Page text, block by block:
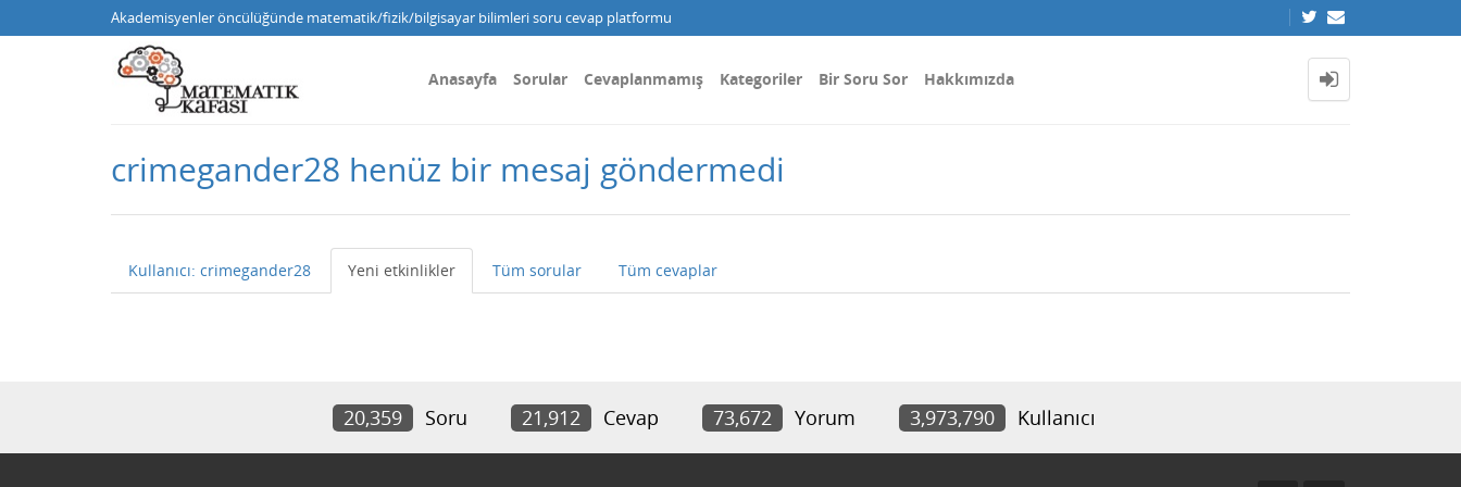
Akademisyenler öncülüğünde matematik/fizik/bilgisayar bilimleri soru cevap platformu
Anasayfa Sorular Cevaplanmamış Kategoriler Bir Soru Sor Hakkımızda
crimegander28 henüz bir mesaj göndermedi
Kullanıcı: crimegander28 Yeni etkinlikler Tüm sorular Tüm cevaplar
20,359 Soru 21,912 Cevap 73,672 Yorum 3,973,790 Kullanıcı